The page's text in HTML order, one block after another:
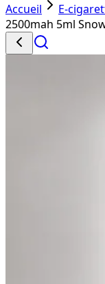
Accueil E-
2500mah 5ml